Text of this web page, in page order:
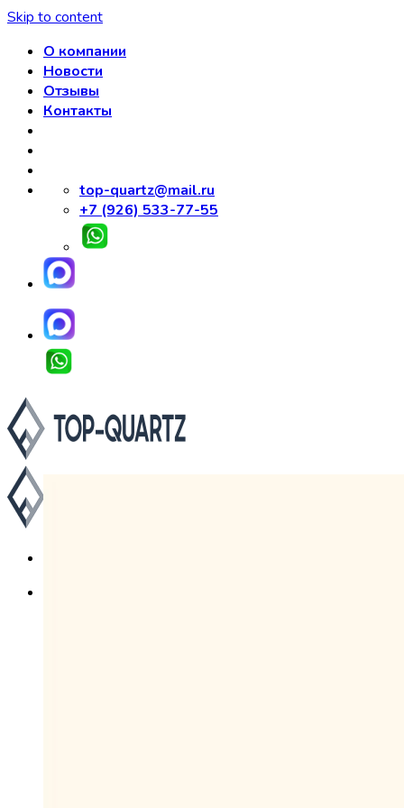
Skip to content
О компании
Новости
Отзывы
Контакты
top-quartz@mail.ru
+7 (926) 533-77-55